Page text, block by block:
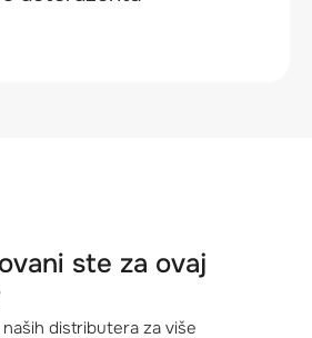
ste za ovaj
distributera za više